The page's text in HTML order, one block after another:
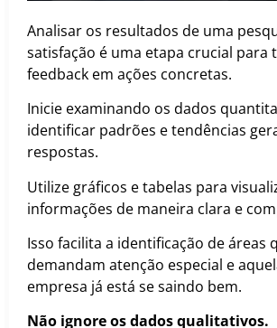
Analisar os resultados de uma
satisfação é uma etapa crucial
feedback em ações concretas.
Inicie examinando os dados
identificar padrões e tendências
respostas.
Utilize gráficos e tabelas para
informações de maneira clara e
Isso facilita a identificação de áreas
demandam atenção especial e
empresa já está se saindo bem.
Não ignore os dados qualitativos.